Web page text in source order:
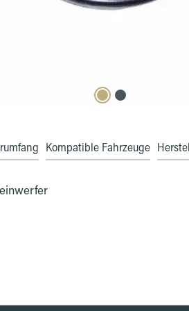
Kompatible Fahrzeuge